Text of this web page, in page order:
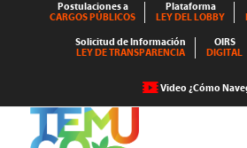
Postulaciones a
CARGOS PÚBLICOS
Plataforma
LEY DEL LOBBY
Solicitud de Información
LEY DE TRANSPARENCIA
OIRS
DIGITAL
Video ¿Cómo